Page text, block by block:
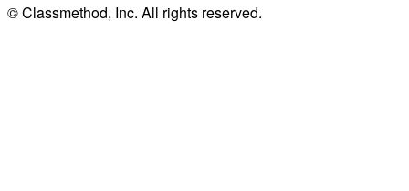
© Classmethod, Inc. All rights reserved.